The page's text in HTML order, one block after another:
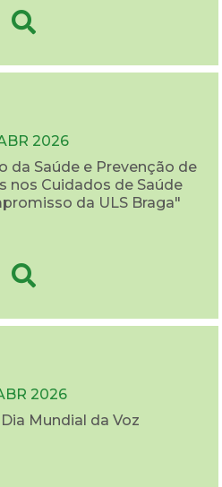
2026
da Saúde e Prevenção de
nos Cuidados de Saúde
da ULS Braga"
2026
Mundial da Voz